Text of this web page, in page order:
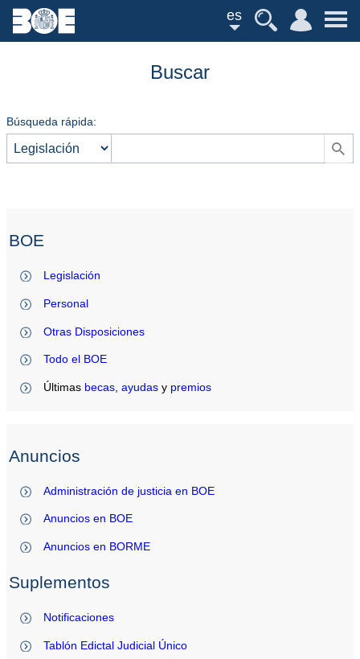
es
Buscar
Búsqueda rápida:
BOE
Legislación
Personal
Otras Disposiciones
Todo el BOE
Últimas becas ,ayudas y premios
Anuncios
Administración de justicia en BOE
Anuncios en BOE
Anuncios en BORME
Suplementos
Notificaciones
Tablón Edictal Judicial Único